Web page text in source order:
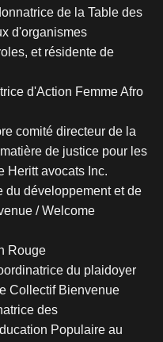
de la Table des
d'organismes
et résidente de
d'Action Femme Afro
comité directeur de la
de justice pour les
Heritt avocats Inc.
du développement et de
/ Welcome
Rouge
du plaidoyer
Collectif Bienvenue
des
Populaire au